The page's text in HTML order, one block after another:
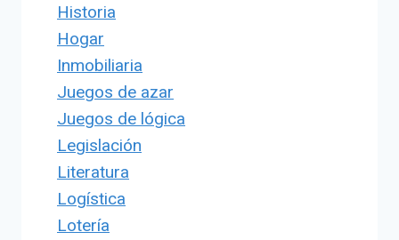
Historia
Hogar
Inmobiliaria
Juegos de azar
Juegos de lógica
Legislación
Literatura
Logística
Lotería